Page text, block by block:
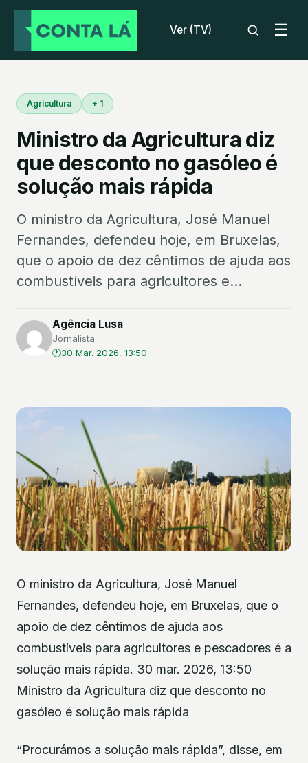
Ver (TV) ☰
Agricultura + 1
Ministro da Agricultura diz
que desconto no gasóleo é
solução mais rápida
O ministro da Agricultura, José Manuel
Fernandes, defendeu hoje, em Bruxelas,
que o apoio de dez cêntimos de ajuda aos
combustíveis para agricultores e...
Agência Lusa
Jornalista
30 Mar. 2026, 13:50
O ministro da Agricultura, José Manuel
Fernandes, defendeu hoje, em Bruxelas, que o
apoio de dez cêntimos de ajuda aos
combustíveis para agricultores e pescadores é a
solução mais rápida. 30 mar. 2026, 13:50
Ministro da Agricultura diz que desconto no
gasóleo é solução mais rápida
“Procurámos a solução mais rápida”, disse, em